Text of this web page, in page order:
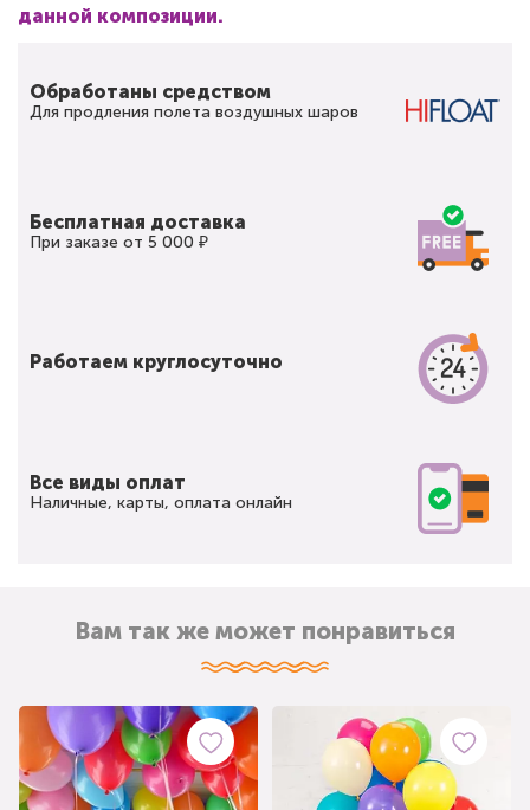
данной композиции.
Обработаны средством
Для продления полета воздушных шаров
Бесплатная доставка
При заказе от 5 000 ₽
Работаем круглосуточно
Все виды оплат
Наличные, карты, оплата онлайн
Вам так же может понравиться